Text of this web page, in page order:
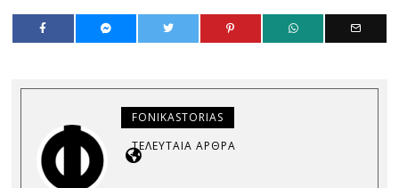
FONIKASTORIAS
ΤΕΛΕΥΤΑΊΑ ΆΡΘΡΑ